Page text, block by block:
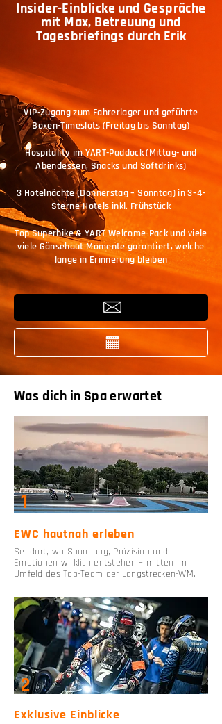
Insider-Einblicke und Gespräche
mit Max, Betreuung und
Tagesbriefings durch Erik
VIP-Zugang zum Fahrerlager und geführte
Boxen-Timeslots (Freitag bis Sonntag)
Hospitality im YART-Paddock (Mittag- und
Abendessen, Snacks und Softdrinks)
3 Hotelnächte (Donnerstag – Sonntag) in 3–4-
Sterne-Hotels inkl. Frühstück
Top Superbike & YART Welcome-Pack und viele
viele Gänsehaut Momente garantiert, welche
lange in Erinnerung bleiben
Was dich in Spa erwartet
1
EWC hautnah erleben
Sei dort, wo Spannung, Präzision und
Emotionen wirklich entstehen – mitten im
Umfeld des Top-Team der Langstrecken-WM.
2
Exklusive Einblicke